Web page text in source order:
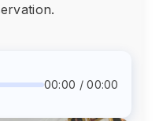
00:00 / 00:00